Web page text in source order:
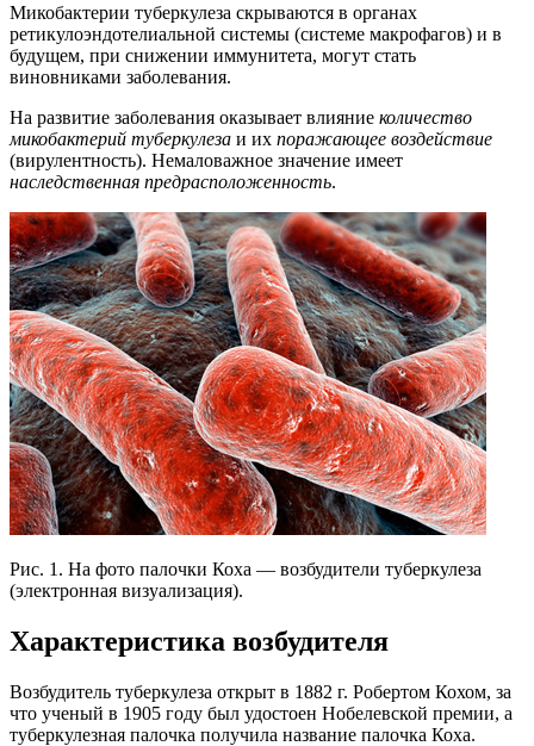
Микобактерии туберкулеза скрываются в органах
ретикулоэндотелиальной системы (системе макрофагов) и в
будущем, при снижении иммунитета, могут стать
виновниками заболевания.
На развитие заболевания оказывает влияние количество
микобактерий туберкулеза и их поражающее воздействие
(вирулентность). Немаловажное значение имеет
наследственная предрасположенность.
Рис. 1. На фото палочки Коха — возбудители туберкулеза
(электронная визуализация).
Характеристика возбудителя
Возбудитель туберкулеза открыт в 1882 г. Робертом Кохом, за
что ученый в 1905 году был удостоен Нобелевской премии, а
туберкулезная палочка получила название палочка Коха.